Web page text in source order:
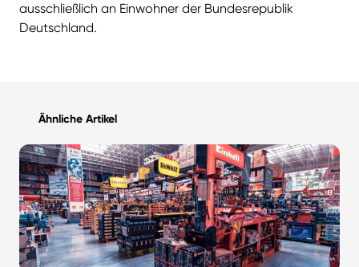
ausschließlich an Einwohner der Bundesrepublik
Deutschland.
Ähnliche Artikel